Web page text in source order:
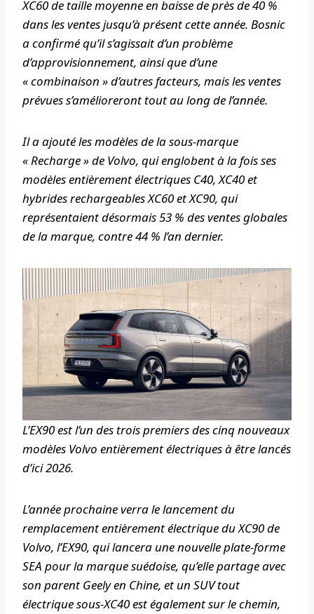
XC60 de taille moyenne en baisse de près de 40 %
dans les ventes jusqu’à présent cette année. Bosnic
a confirmé qu’il s’agissait d’un problème
d’approvisionnement, ainsi que d’une
« combinaison » d’autres facteurs, mais les ventes
prévues s’amélioreront tout au long de l’année.
Il a ajouté les modèles de la sous-marque
« Recharge » de Volvo, qui englobent à la fois ses
modèles entièrement électriques C40, XC40 et
hybrides rechargeables XC60 et XC90, qui
représentaient désormais 53 % des ventes globales
de la marque, contre 44 % l’an dernier.
L’EX90 est l’un des trois premiers des cinq nouveaux
modèles Volvo entièrement électriques à être lancés
d’ici 2026.
L’année prochaine verra le lancement du
remplacement entièrement électrique du XC90 de
Volvo, l’EX90, qui lancera une nouvelle plate-forme
SEA pour la marque suédoise, qu’elle partage avec
son parent Geely en Chine, et un SUV tout
électrique sous-XC40 est également sur le chemin,